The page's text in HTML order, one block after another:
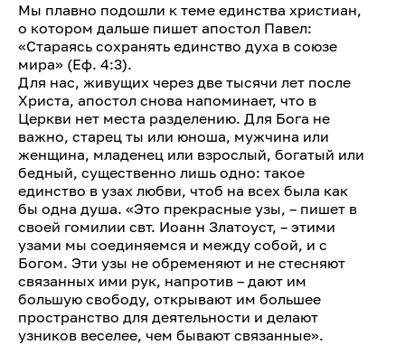
Мы плавно подошли к теме единства христиан,
о котором дальше пишет апостол Павел:
«Стараясь сохранять единство духа в союзе
мира» (Еф. 4:3).
Для нас, живущих через две тысячи лет после
Христа, апостол снова напоминает, что в
Церкви нет места разделению. Для Бога не
важно, старец ты или юноша, мужчина или
женщина, младенец или взрослый, богатый или
бедный, существенно лишь одно: такое
единство в узах любви, чтоб на всех была как
бы одна душа. «Это прекрасные узы, – пишет в
своей гомилии свт. Иоанн Златоуст, – этими
узами мы соединяемся и между собой, и с
Богом. Эти узы не обременяют и не стесняют
связанных ими рук, напротив – дают им
большую свободу, открывают им большее
пространство для деятельности и делают
узников веселее, чем бывают связанные».